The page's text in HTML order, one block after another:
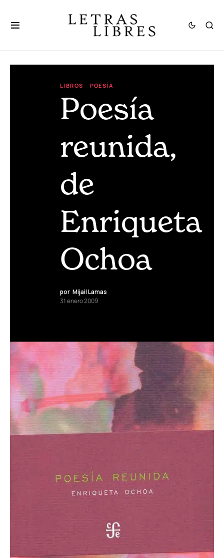
LIBROS POESÍA
Poesía
reunida,
de
Enriqueta
Ochoa
por Mijail Lamas
31 enero 2009